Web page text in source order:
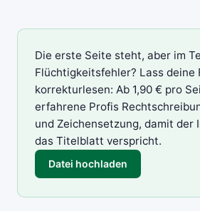
Die erste Seite steht, aber im
Flüchtigkeitsfehler? Lass deine
korrekturlesen: Ab 1,90 € pro
erfahrene Profis
und Zeichensetzung, damit der
das Titelblatt verspricht.
Datei hochladen